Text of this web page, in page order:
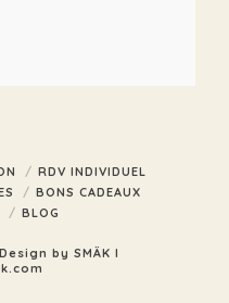
RDV INDIVIDUEL
BONS CADEAUX
BLOG
by SMÄK I